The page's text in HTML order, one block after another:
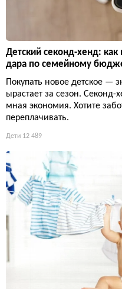
Детский секонд-хенд:
дара по семейному
Покупать новое детское —
ырастает за сезон.
мная экономия. Хотите
переплачивать.
Дети 12 489